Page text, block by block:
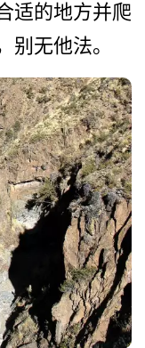
适的地方并­爬
别无他法。